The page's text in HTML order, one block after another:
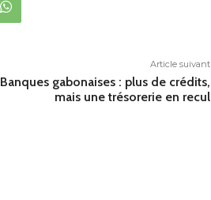
Article suivant
Banques gabonaises : plus de crédits,
mais une trésorerie en recul